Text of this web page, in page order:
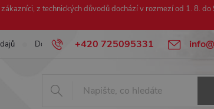
z technických důvodů dochází v rozmezí od 1. 8.
+420 725095331
Doprava zdarma Urychlená reklamace